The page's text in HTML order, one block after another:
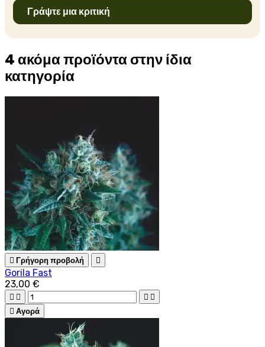
Γράψτε μια κριτική
4 ακόμα προϊόντα στην ίδια
κατηγορία
 Γρήγορη προβολή 
Gorila Fast
23,00 €
   
 Αγορά